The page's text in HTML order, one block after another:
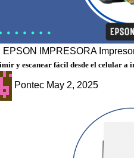
EPSON IMPRESORA
y escanear fácil desde el celular a
Pontec May 2, 2025